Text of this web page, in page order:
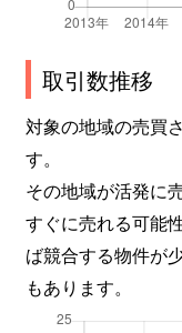
取引数推移
対象の地域の売買
す。
その地域が活発に
すぐに売れる可能
ば競合する物件が
もあります。